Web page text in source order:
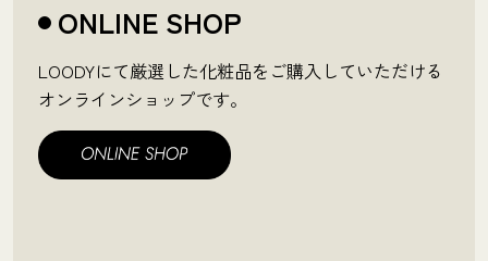
ONLINE SHOP
LOODYにて厳選した化粧品をご購入していただける
オンラインショップです。